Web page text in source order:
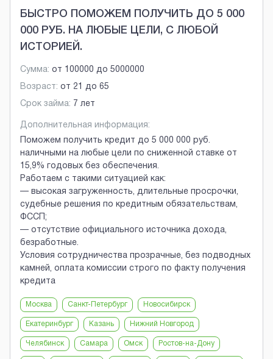
БЫСТРО ПОМОЖЕМ ПОЛУЧИТЬ ДО 5 000
000 РУБ. НА ЛЮБЫЕ ЦЕЛИ, С ЛЮБОЙ
ИСТОРИЕЙ.
Сумма: от 100000 до 5000000
Возраст: от 21 до 65
Срок займа: 7 лет
Дополнительная информация:
Поможем получить кредит до 5 000 000 руб.
наличными на любые цели по сниженной ставке от
15,9% годовых без обеспечения.
Работаем с такими ситуацией как:
— высокая загруженность, длительные просрочки,
судебные решения по кредитным обязательствам,
ФССП;
— отсутствие официального источника дохода,
безработные.
Условия сотрудничества прозрачные, без подводных
камней, оплата комиссии строго по факту получения
кредита
Москва Санкт-Петербург Новосибирск
Екатеринбург Казань Нижний Новгород
Челябинск Самара Омск Ростов-на-Дону